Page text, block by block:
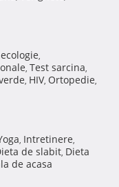
,
, Test sarcina,
, HIV, Ortopedie,
, Intretinere,
de slabit, Dieta
de acasa